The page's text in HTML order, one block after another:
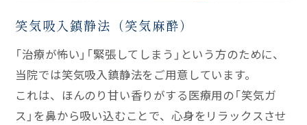
笑気吸入鎮静法（笑気麻酔）
「治療が怖い」「緊張してしまう」という方のために、
当院では笑気吸入鎮静法をご用意しています。
これは、ほんのり甘い香りがする医療用の「笑気ガ
ス」を鼻から吸い込むことで、心身をリラックスさせ